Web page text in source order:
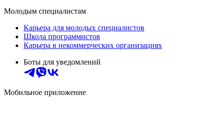
Молодым специалистам
Карьера для молодых специалистов
Школа программистов
Карьера в некоммерческих организациях
Боты для уведомлений
Мобильное приложение